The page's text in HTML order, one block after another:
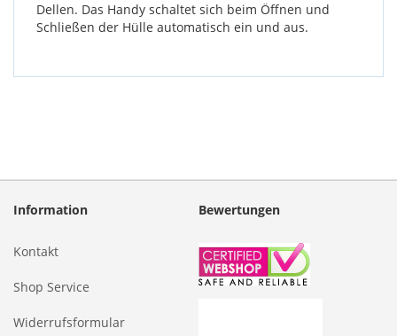
Dellen. Das Handy schaltet sich beim Öffnen und
Schließen der Hülle automatisch ein und aus.
Information
Kontakt
Shop Service
Widerrufsformular
Bewertungen